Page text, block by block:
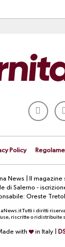
Policy
News | Il
di Salerno -
Oreste
Tutti i diritti
riscritte o
with in Italy |